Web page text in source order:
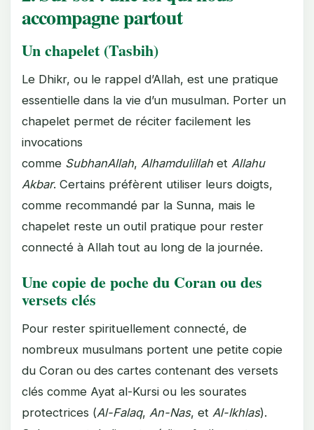
accompagne partout
Un chapelet (Tasbih)
Le Dhikr, ou le rappel d’Allah, est une pratique
essentielle dans la vie d’un musulman. Porter un
chapelet permet de réciter facilement les
invocations
comme SubhanAllah, Alhamdulillah et Allahu
Akbar. Certains préfèrent utiliser leurs doigts,
comme recommandé par la Sunna, mais le
chapelet reste un outil pratique pour rester
connecté à Allah tout au long de la journée.
Une copie de poche du Coran ou des
versets clés
Pour rester spirituellement connecté, de
nombreux musulmans portent une petite copie
du Coran ou des cartes contenant des versets
clés comme Ayat al-Kursi ou les sourates
protectrices (Al-Falaq, An-Nas, et Al-Ikhlas).